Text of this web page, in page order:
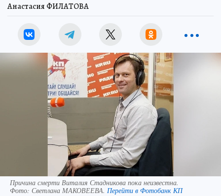
Анастасия ФИЛАТОВА
Причина смерти Виталия Стадникова пока неизвестна.
Фото: Светлана МАКОВЕЕВА. Перейти в Фотобанк КП